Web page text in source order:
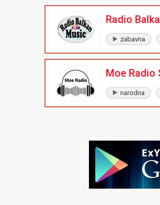
Radio
zabavna
Moe Radio
narodna